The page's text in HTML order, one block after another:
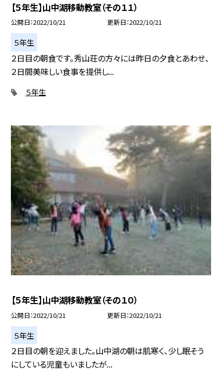
【５年生】山中湖移動教室（その１１）
公開日 2022/10/21 更新日 2022/10/21
５年生
２日目の朝食です。秀山荘の方々には昨日の夕食とあわせ、
２日間美味しい食事を提供し...
５年生
【５年生】山中湖移動教室（その１０）
公開日 2022/10/21 更新日 2022/10/21
５年生
２日目の朝を迎えました。山中湖の朝は肌寒く、少し眠そう
にしている児童もいましたが...